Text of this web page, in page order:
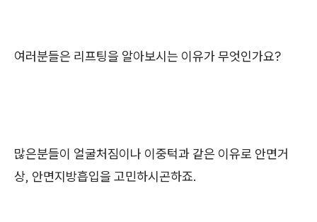
여러분들은 리프팅을 알아보시는 이유가 무엇인가요?
많은분들이 얼굴처짐이나 이중턱과 같은 이유로 안면거
상, 안면지방흡입을 고민하시곤하죠.